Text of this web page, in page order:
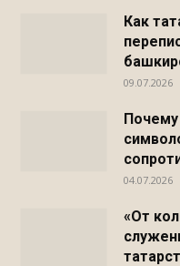
Как
09.07.2026
Почему
04.07.2026
«От